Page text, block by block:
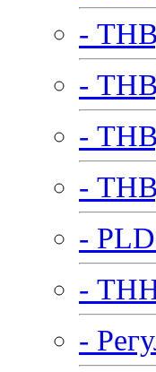
-
-
-
-
-
-
-